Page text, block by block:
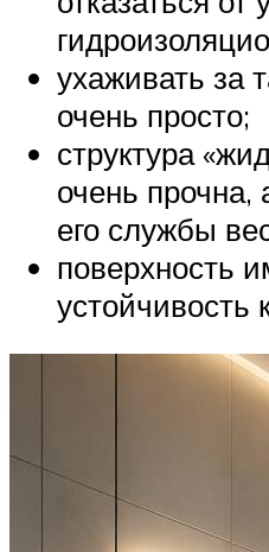
ухаживать за
очень просто;
структура
очень прочна,
его службы
поверхность
устойчивость